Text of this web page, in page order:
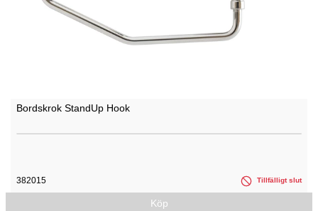
Bordskrok StandUp Hook
382015 Tillfälligt slut
Köp